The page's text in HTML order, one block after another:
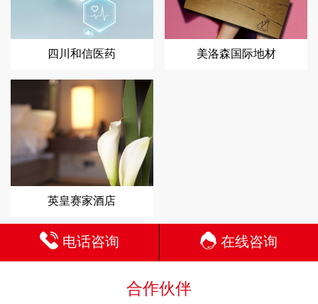
四川和信医药 美洛森国际地材
英皇赛家酒店
电话咨询 在线咨询
合作伙伴